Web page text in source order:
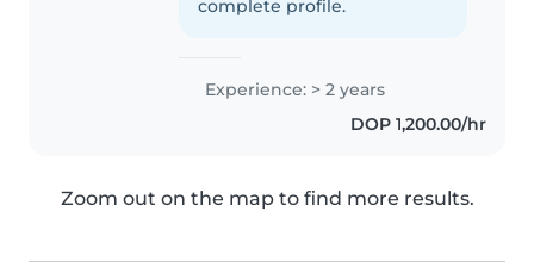
complete profile.
Experience: > 2 years
DOP 1,200.00/hr
Zoom out on the map to find more results.